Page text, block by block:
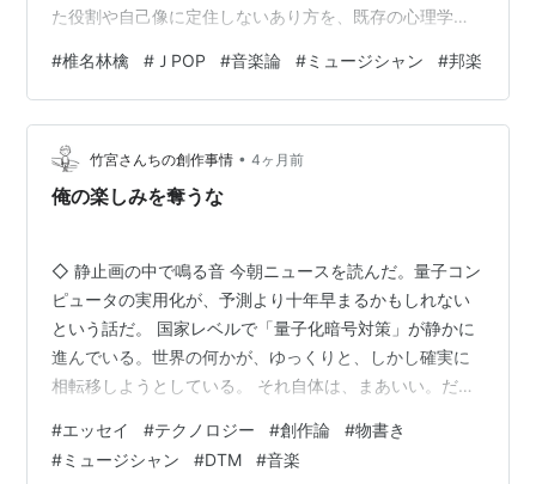
た役割や自己像に定住しないあり方を、既存の心理学や
いた名前である。 そのとき手がかりになるのが、安永浩
の「中心気質」という考え方だ。安永はこの概念を、一
人の特殊な病的人格としてではなく、人間の基底に広く
含まれている心性として捉えていた。後年の解説でも、
中心気質は「五〜八歳くらいの、のびのび育った子ども
#椎名林檎 # ＪPOP #音楽論 #ミュージシャン #邦楽
竹宮さんちの創作事情 • 4ヶ月前
俺の楽しみを奪うな
◇ 静止画の中で鳴る音 今朝ニュースを読んだ。量子コン
ピュータの実用化が、予測より十年早まるかもしれない
という話だ。 国家レベルで「量子化暗号対策」が静かに
進んでいる。世界の何かが、ゆっくりと、しかし確実に
相転移しようとしている。 それ自体は、まあいい。だけ
「デジタル空間でアナログの揺らぎが再現できるかもし
れない」――。 ◇ 動いていない、ということ ミュージ
#エッセイ #テクノロジー #創作論 #物書き
#ミュージシャン #DTM #音楽